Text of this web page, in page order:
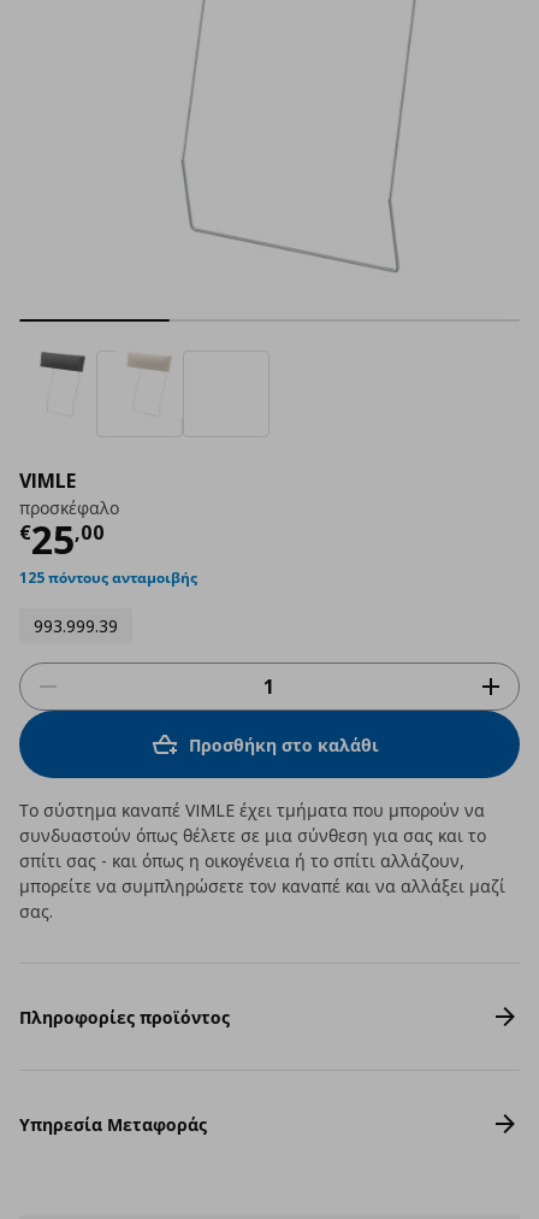
VIMLE
προσκέφαλο
€25,00
Τρέχουσα τιμή
125 πόντους ανταμοιβής
993.999.39
Προσθήκη στο καλάθι
Το σύστημα καναπέ VIMLE έχει τμήματα που μπορούν να
συνδυαστούν όπως θέλετε σε μια σύνθεση για σας και το
σπίτι σας - και όπως η οικογένεια ή το σπίτι αλλάζουν,
μπορείτε να συμπληρώσετε τον καναπέ και να αλλάξει μαζί
σας.
Πληροφορίες προϊόντος
Υπηρεσία Μεταφοράς